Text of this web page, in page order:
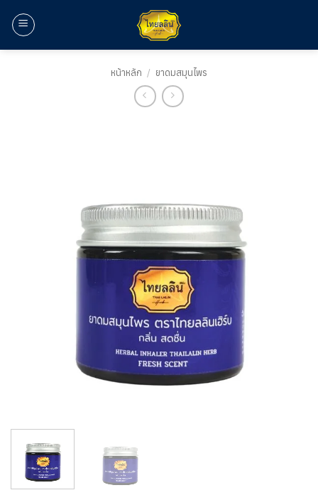
หน้าหลัก / ยาดมสมุนไพร